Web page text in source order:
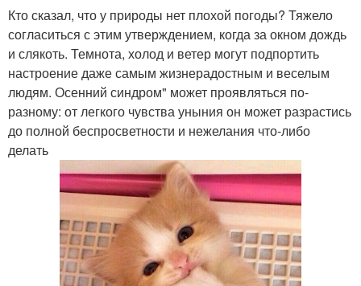
Кто сказал, что у природы нет плохой погоды? Тяжело
согласиться с этим утверждением, когда за окном дождь
и слякоть. Темнота, холод и ветер могут подпортить
настроение даже самым жизнерадостным и веселым
людям. Осенний синдром" может проявляться по-
разному: от легкого чувства уныния он может разрастись
до полной беспросветности и нежелания что-либо
делать